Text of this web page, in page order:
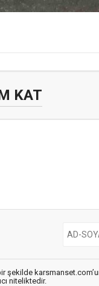
KAT
şekilde
niteliktedir.